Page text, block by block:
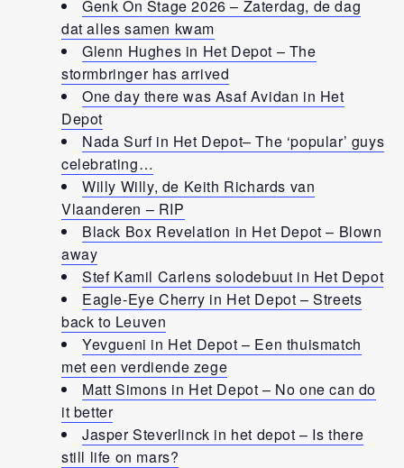
Genk On Stage 2026 – Zaterdag, de dag
dat alles samen kwam
Glenn Hughes in Het Depot – The
stormbringer has arrived
One day there was Asaf Avidan in Het
Depot
Nada Surf in Het Depot– The ‘popular’ guys
celebrating…
Willy Willy, de Keith Richards van
Vlaanderen – RIP
Black Box Revelation in Het Depot – Blown
away
Stef Kamil Carlens solodebuut in Het Depot
Eagle-Eye Cherry in Het Depot – Streets
back to Leuven
Yevgueni in Het Depot – Een thuismatch
met een verdiende zege
Matt Simons in Het Depot – No one can do
it better
Jasper Steverlinck in het depot – Is there
still life on mars?